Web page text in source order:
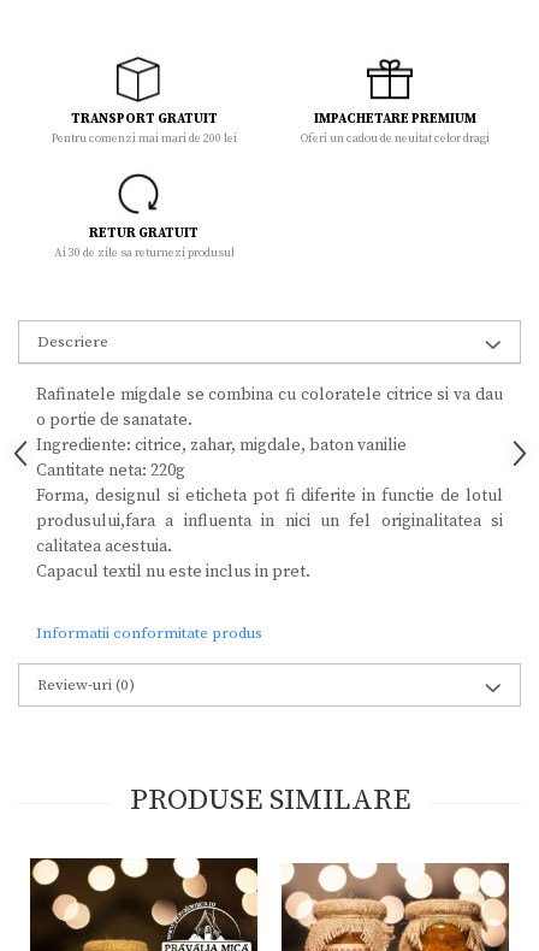
TRANSPORT GRATUIT
Pentru comenzi mai mari de 200 lei
IMPACHETARE PREMIUM
Oferi un cadou de neuitat celor dragi
RETUR GRATUIT
Ai 30 de zile sa returnezi produsul
Descriere
Rafinatele migdale se combina cu coloratele citrice si va dau
o portie de sanatate.
Ingrediente: citrice, zahar, migdale, baton vanilie
Cantitate neta: 220g
Forma, designul si eticheta pot fi diferite in functie de lotul
produsului,fara a influenta in nici un fel originalitatea si
calitatea acestuia.
Capacul textil nu este inclus in pret.
Informatii conformitate produs
Review-uri(0)
PRODUSE SIMILARE